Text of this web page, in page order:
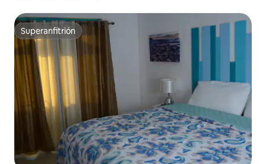
Superanfitrión
Superanfitrión